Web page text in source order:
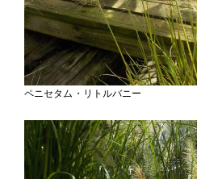
ペニセタム・リトルバニー